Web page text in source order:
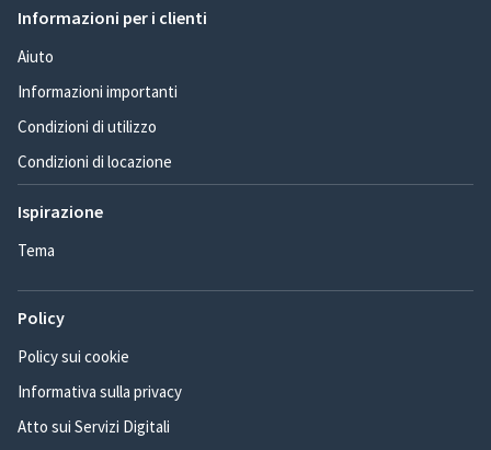
Informazioni per i clienti
Aiuto
Informazioni importanti
Condizioni di utilizzo
Condizioni di locazione
Ispirazione
Tema
Policy
Policy sui cookie
Informativa sulla privacy
Atto sui Servizi Digitali